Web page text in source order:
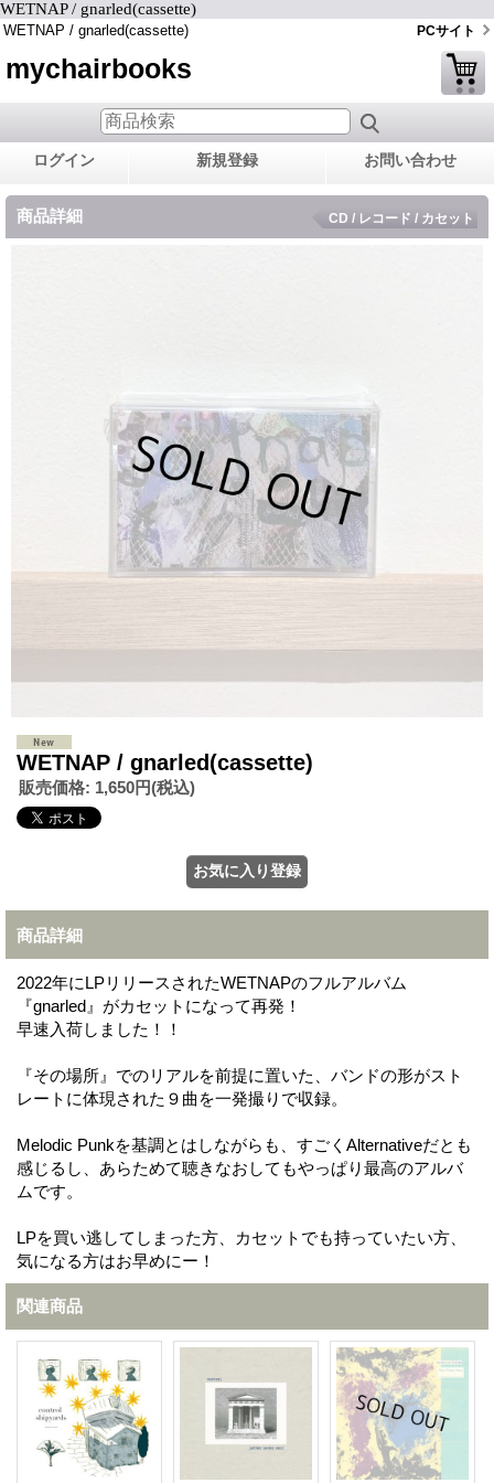
WETNAP / gnarled(cassette)
WETNAP / gnarled(cassette) PCサイト
mychairbooks
ログイン 新規登録 お問い合わせ
商品詳細 CD / レコード / カセット
WETNAP / gnarled(cassette)
販売価格: 1,650円(税込)
商品詳細
2022年にLPリリースされたWETNAPのフルアルバム
『gnarled』がカセットになって再発！
早速入荷しました！！
『その場所』でのリアルを前提に置いた、バンドの形がスト
レートに体現された９曲を一発撮りで収録。
Melodic Punkを基調とはしながらも、すごくAlternativeだとも
感じるし、あらためて聴きなおしてもやっぱり最高のアルバ
ムです。
LPを買い逃してしまった方、カセットでも持っていたい方、
気になる方はお早めにー！
関連商品